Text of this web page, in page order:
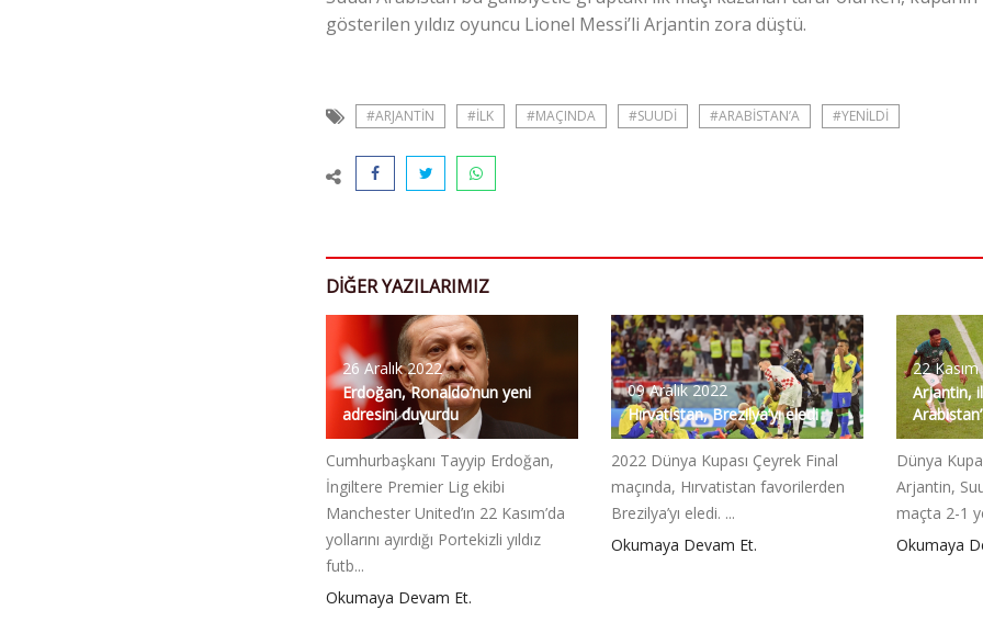
gösterilen yıldız oyuncu Lionel Messi’li Arjantin zora düştü.
#ARJANTIN #ILK #MAÇINDA #SUUDI #ARABISTAN’A #YENILDI
DIĞER YAZILARIMIZ
26 Aralık 2022
Erdoğan, Ronaldo’nun yeni
adresini duyurdu
Cumhurbaşkanı Tayyip Erdoğan,
İngiltere Premier Lig ekibi
Manchester United’ın 22 Kasım’da
yollarını ayırdığı Portekizli yıldız
futb...
Okumaya Devam Et.
09 Aralık 2022
Hırvatistan, Brezilya’yı eledi
2022 Dünya Kupası Çeyrek Final
maçında, Hırvatistan favorilerden
Brezilya’yı eledi. ...
Okumaya Devam Et.
22
Arjantin,
Dünya
Arjantin,
maçta 2-1
Okumaya